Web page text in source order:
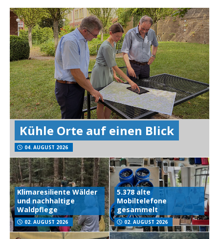
Kühle Orte auf einen Blick
04. AUGUST 2026
Klimaresiliente Wälder
und nachhaltige
Waldpflege
02. AUGUST 2026
5.378 alte
Mobiltelefone
gesammelt
02. AUGUST 2026